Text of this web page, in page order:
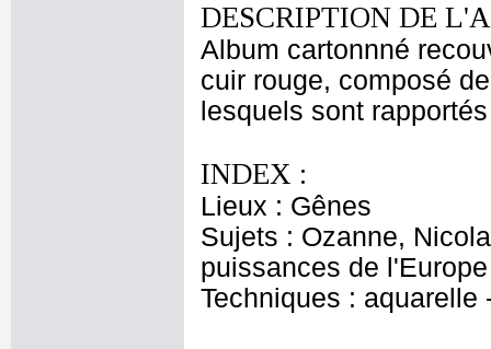
DESCRIPTION DE
Album cartonnné
cuir rouge, composé
lesquels sont
INDEX :
Lieux : Gênes
Sujets : Ozanne,
puissances de
Techniques : aquarelle